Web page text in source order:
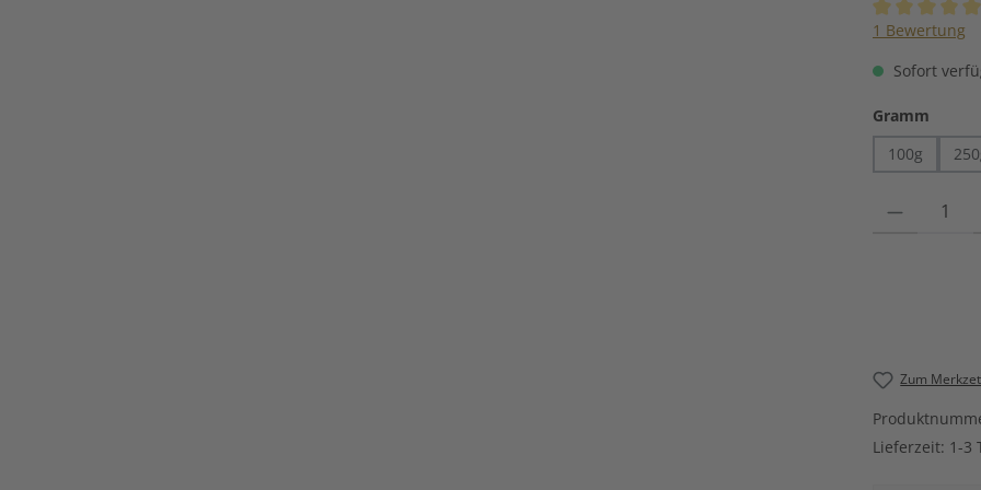
1 Bewertung
Sofort
Gramm
100g
Produkt
Zum
Lieferzeit: 1-3